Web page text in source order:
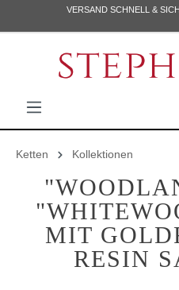
VERSAND SCHNELL &
Ketten Kollektionen
MIT
RESIN